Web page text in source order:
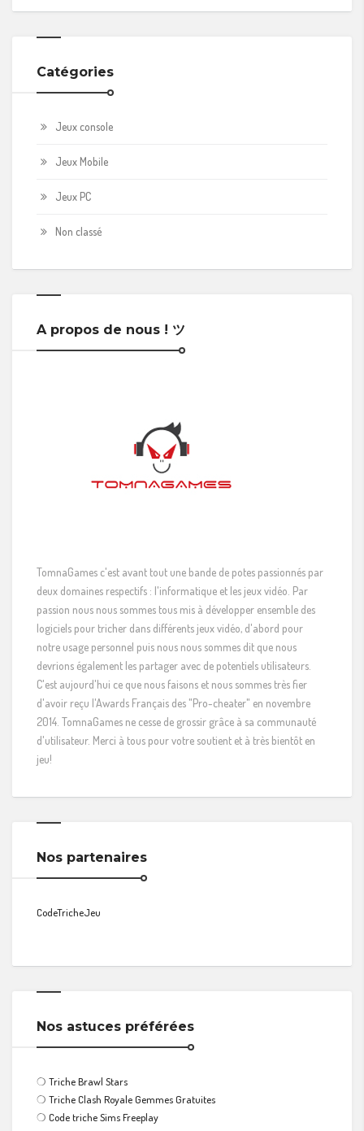
Catégories
Jeux console
Jeux Mobile
Jeux PC
Non classé
A propos de nous ! ツ
TomnaGames c'est avant tout une bande de potes passionnés par
deux domaines respectifs : l'informatique et les jeux vidéo. Par
passion nous nous sommes tous mis à développer ensemble des
logiciels pour tricher dans différents jeux vidéo, d'abord pour
notre usage personnel puis nous nous sommes dit que nous
devrions également les partager avec de potentiels utilisateurs.
C'est aujourd'hui ce que nous faisons et nous sommes très fier
d'avoir reçu l'Awards Français des "Pro-cheater" en novembre
2014. TomnaGames ne cesse de grossir grâce à sa communauté
d'utilisateur. Merci à tous pour votre soutient et à très bientôt en
jeu!
Nos partenaires
CodeTricheJeu
Nos astuces préférées
❍ Triche Brawl Stars
❍ Triche Clash Royale Gemmes Gratuites
❍ Code triche Sims Freeplay